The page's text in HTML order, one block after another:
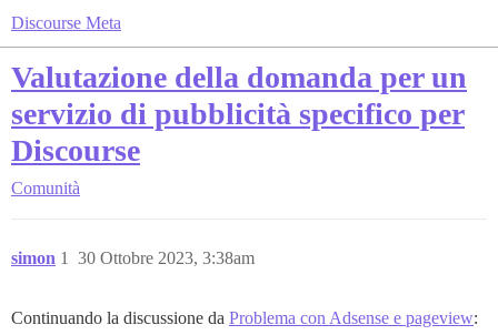
Discourse Meta
Valutazione della domanda per un
servizio di pubblicità specifico per
Discourse
Comunità
simon 30 Ottobre 2023, 3:38am
1
Continuando la discussione da Problema con Adsense e pageview: